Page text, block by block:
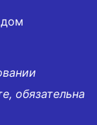
обязательна